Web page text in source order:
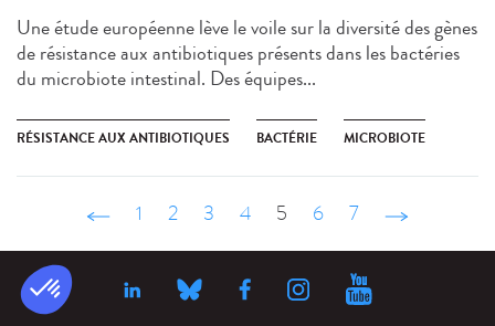
Une étude européenne lève le voile sur la diversité des gènes
de résistance aux antibiotiques présents dans les bactéries
du microbiote intestinal. Des équipes...
RÉSISTANCE AUX ANTIBIOTIQUES BACTÉRIE MICROBIOTE
‹ précédent
1 2 3 4 5 6 7 suivant ›